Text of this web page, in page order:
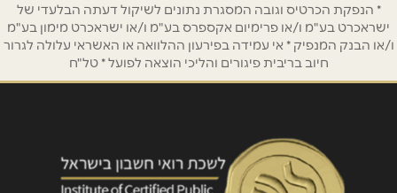
אנא חזרו אלי בקשר ל...
הודעה *
* הנפקת הכרטיס וגובה המסגרת נתונים לשיקול דעתה הבלעדי של
ישראכרט בע"מ ו/או פרימיום אקספרס בע"מ ו/או ישראכרט מימון בע"מ
ו/או הבנק המנפיק * אי עמידה בפירעון ההלוואה או האשראי עלולה לגרור
חיוב בריבית פיגורים והליכי הוצאה לפועל * טל"ח